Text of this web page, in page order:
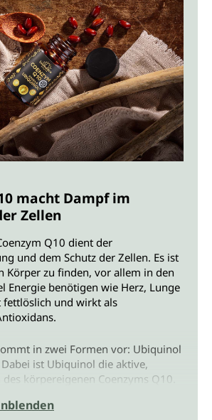
macht Dampf im
Zellen
Q10 dient der
und dem Schutz der Zellen. Es ist
Körper zu finden, vor allem in den
Energie benötigen wie Herz, Lunge
fettlöslich und wirkt als
in zwei Formen vor: Ubiquinol
ist Ubiquinol die aktive,
körpereigenen Coenzyms Q10.